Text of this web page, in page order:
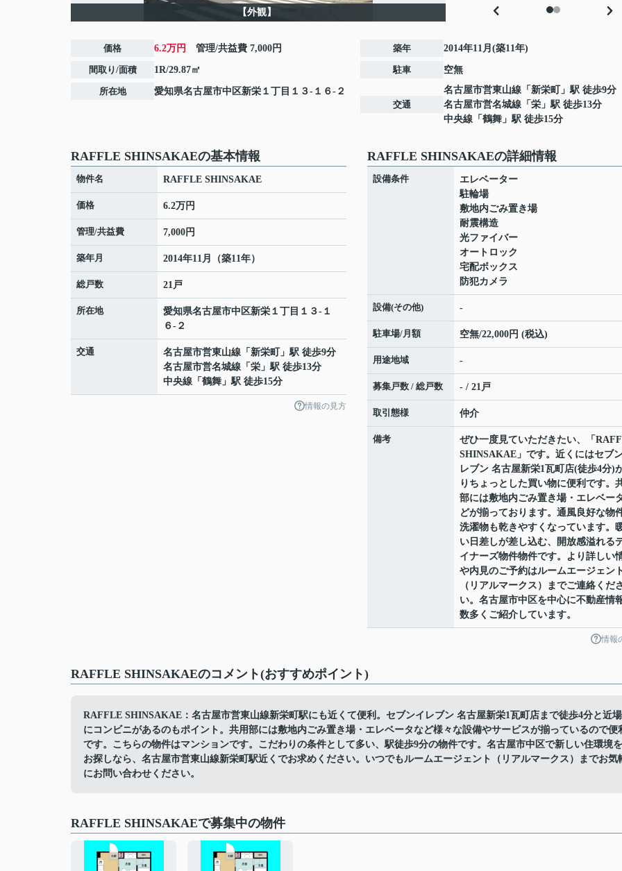
【外観】
価格 6.2万円 管理/共益費 7,000円
間取り/面積 1R/29.87㎡
所在地 愛知県名古屋市中区新栄 １丁目１３-１６-２
築年 2014年11月(築11年)
駐車 空無
交通
名古屋市営東山線 「 新栄町
」駅 徒歩9分
名古屋市営名城線 「 栄 」駅 徒歩13分
中央線 「 鶴舞 」駅 徒歩15分
RAFFLE SHINSAKAEの基本情報
物件名 RAFFLE SHINSAKAE
価格 6.2万円
管理/共益費 7,000円
築年月 2014年11月（築11年）
総戸数 21戸
所在地 愛知県名古屋市中区新栄 １丁目１３-１
６-２
交通 名古屋市営東山線 「 新栄町
」駅 徒歩9分
名古屋市営名城線 「 栄 」駅 徒歩13分
中央線 「 鶴舞 」駅 徒歩15分
情報の見方
RAFFLE SHINSAKAEの詳細情報
設備条件
エレベーター
駐輪場
敷地内ごみ置き場
耐震構造
光ファイバー
オートロック
宅配ボックス
防犯カメラ
設備(その他) -
駐車場/月額 空無/22,000円 (税込)
用途地域 -
募集戸数 / 総戸数 - / 21戸
取引態様 仲介
備考
ぜひ一度見ていただきたい、「
SHINSAKAE」です。近くにはセブ
レブン 名古屋新栄1瓦町店(徒歩4分)
りちょっとした買い物に便利です。
部には敷地内ごみ置き場・エレベー
どが揃っております。通風良好な物
洗濯物も乾きやすくなっています。
い日差しが差し込む、開放感溢れる
イナーズ物件物件です。より詳しい
や内見のご予約はルームエージェン
（リアルマークス）までご連絡くだ
い。名古屋市中区を中心に不動産情
数多くご紹介しています。
情報
RAFFLE SHINSAKAEのコメント(おすすめポイント)
RAFFLE SHINSAKAE：名古屋市営東山線新栄町駅にも近くて便利。セブンイレブン 名古屋新栄1瓦町店まで徒歩4分と近場
にコンビニがあるのもポイント。共用部には敷地内ごみ置き場・エレベータなど様々な設備やサービスが揃っているので便
です。こちらの物件はマンションです。こだわりの条件として多い、駅徒歩9分の物件です。名古屋市中区で新しい住環境を
お探しなら、名古屋市営東山線新栄町駅近くでお求めください。いつでもルームエージェント（リアルマークス）までお気
にお問い合わせください。
RAFFLE SHINSAKAEで募集中の物件